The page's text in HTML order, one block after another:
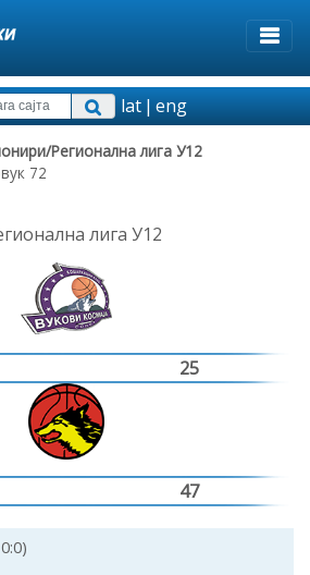
lat|eng
Регионална лига У12
72
лига У12
25
47